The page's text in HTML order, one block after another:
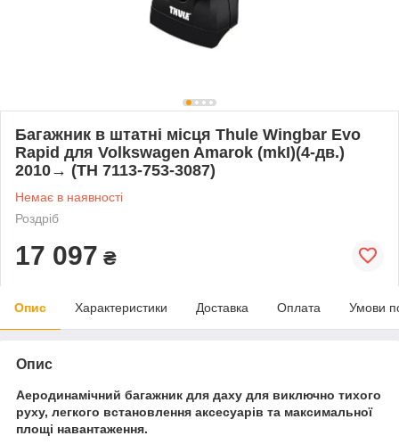
Багажник в штатні місця Thule Wingbar Evo
Rapid для Volkswagen Amarok (mkI)(4-дв.)
2010→ (TH 7113-753-3087)
Немає в наявності
Роздріб
17 097 ₴
Опис Характеристики Доставка Оплата Умови
Опис
Аеродинамічний багажник для даху для виключно тихого
руху, легкого встановлення аксесуарів та максимальної
площі навантаження.